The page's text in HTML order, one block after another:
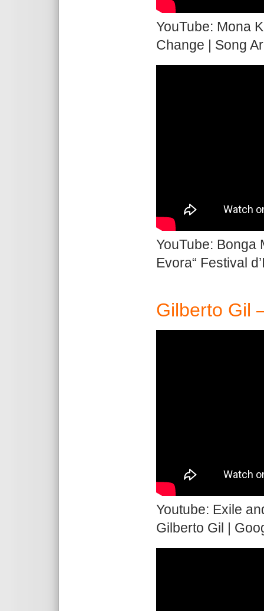
YouTube: Mona
Change | Song
YouTube: Bonga
Evora“ Festival
Gilberto Gil
Youtube: Exile
Gilberto Gil |